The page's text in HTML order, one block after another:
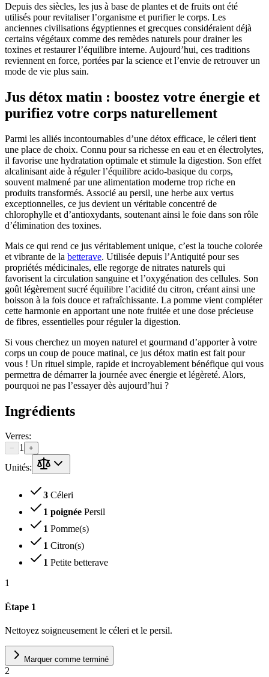
Depuis des siècles, les jus à base de plantes et de fruits ont été
utilisés pour revitaliser l’organisme et purifier le corps. Les
anciennes civilisations égyptiennes et grecques considéraient déjà
certains végétaux comme des remèdes naturels pour drainer les
toxines et restaurer l’équilibre interne. Aujourd’hui, ces traditions
reviennent en force, portées par la science et l’envie de retrouver un
mode de vie plus sain.
Jus détox matin : boostez votre énergie et
purifiez votre corps naturellement
Parmi les alliés incontournables d’une détox efficace, le céleri tient
une place de choix. Connu pour sa richesse en eau et en électrolytes,
il favorise une hydratation optimale et stimule la digestion. Son effet
alcalinisant aide à réguler l’équilibre acido-basique du corps,
souvent malmené par une alimentation moderne trop riche en
produits transformés. Associé au persil, une herbe aux vertus
exceptionnelles, ce jus devient un véritable concentré de
chlorophylle et d’antioxydants, soutenant ainsi le foie dans son rôle
d’élimination des toxines.
Mais ce qui rend ce jus véritablement unique, c’est la touche colorée
et vibrante de la betterave. Utilisée depuis l’Antiquité pour ses
propriétés médicinales, elle regorge de nitrates naturels qui
favorisent la circulation sanguine et l’oxygénation des cellules. Son
goût légèrement sucré équilibre l’acidité du citron, créant ainsi une
boisson à la fois douce et rafraîchissante. La pomme vient compléter
cette harmonie en apportant une note fruitée et une dose précieuse
de fibres, essentielles pour réguler la digestion.
Si vous cherchez un moyen naturel et gourmand d’apporter à votre
corps un coup de pouce matinal, ce jus détox matin est fait pour
vous ! Un rituel simple, rapide et incroyablement bénéfique qui vous
permettra de démarrer la journée avec énergie et légèreté. Alors,
pourquoi ne pas l’essayer dès aujourd’hui ?
Ingrédients
Verres:
− 1 +
Unités:
3 Céleri
1 poignée Persil
1 Pomme(s)
1 Citron(s)
1 Petite betterave
1
Étape 1
Nettoyez soigneusement le céleri et le persil.
Marquer comme terminé
2